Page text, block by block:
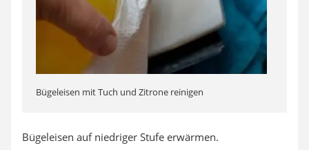
Bügeleisen mit Tuch und Zitrone reinigen
Bügeleisen auf niedriger Stufe erwärmen.